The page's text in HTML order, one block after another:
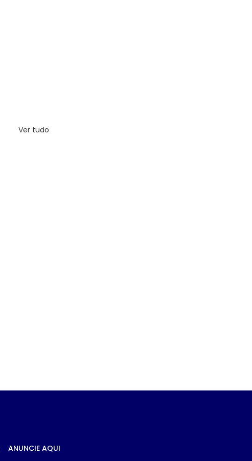
Ver tudo
ANUNCIE AQUI